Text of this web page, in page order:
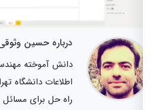
درباره حسین وثوقی
دانش آموخته
اطلاعات دانشگاه
راه حل برای مسائل